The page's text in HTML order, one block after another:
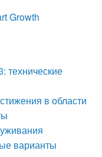
технические
в области
варианты